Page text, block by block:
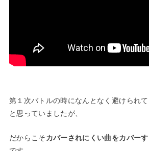
第１次バトルの時になんとなく避けられて
と思っていましたが、
だからこそカバーされにくい曲をカバー